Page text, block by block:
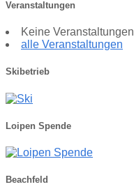
Veranstaltungen
Keine Veranstaltungen
alle Veranstaltungen
Skibetrieb
Loipen Spende
Beachfeld